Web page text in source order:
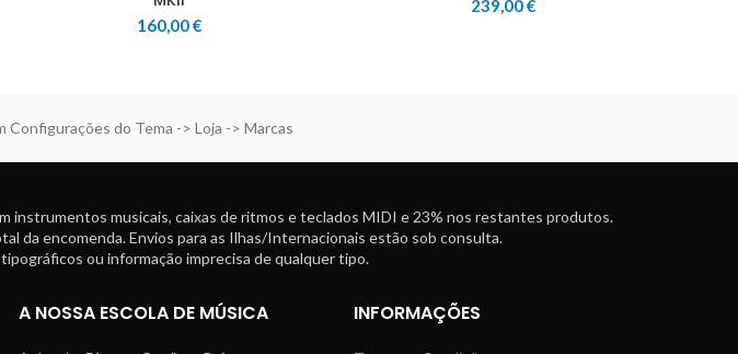
160,00€
239,00€
Configurações do Tema -> Loja -> Marcas
instrumentos musicais, caixas de ritmos e teclados MIDI e 23% nos restantes produtos.
da encomenda. Envios para as Ilhas/Internacionais estão sob consulta.
ou informação imprecisa de qualquer tipo.
A NOSSA ESCOLA DE MÚSICA INFORMAÇÕES